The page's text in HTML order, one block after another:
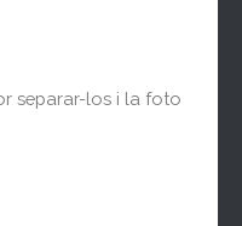
separar-los i la foto